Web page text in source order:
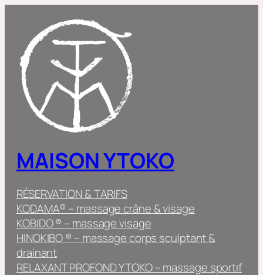
contenu
MAISON YTOKO
RÉSERVATION & TARIFS
KODAMA® – massage crâne & visage
KOBIDO ® – massage visage
HINOKIBO ® – massage corps sculptant &
drainant
RELAXANT PROFOND YTOKO – massage sportif